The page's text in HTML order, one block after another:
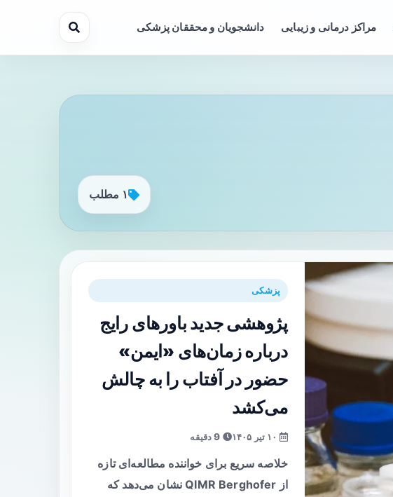
مراکز درمانی و زیبایی دانشجویان و محققان پزشکی
۱ مطلب
پزشکی
پژوهشی جدید باورهای رایج
درباره زمان‌های «ایمن»
حضور در آفتاب را به چالش
می‌کشد
خلاصه سریع برای خواننده مطالعه‌ای تازه
از QIMR Berghofer نشان می‌دهد که